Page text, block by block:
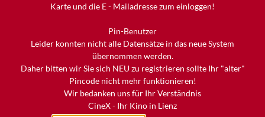
Karte und die E - Mailadresse zum einloggen!
Pin-Benutzer
Leider konnten nicht alle Datensätze in das neue System
übernommen werden.
Daher bitten wir Sie sich NEU zu registrieren sollte Ihr "alter"
Pincode nicht mehr funktionieren!
Wir bedanken uns für Ihr Verständnis
CineX - Ihr Kino in Lienz